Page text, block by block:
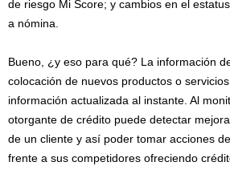
de riesgo Mi Score; y cambios en el
a nómina.
Bueno, ¿y eso para qué? La información
colocación de nuevos productos o
información actualizada al instante. Al
otorgante de crédito puede detectar
de un cliente y así poder tomar acciones
frente a sus competidores ofreciendo